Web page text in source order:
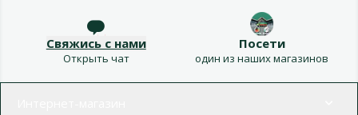
Свяжись с нами
Открыть чат
Посети
один из наших магазинов